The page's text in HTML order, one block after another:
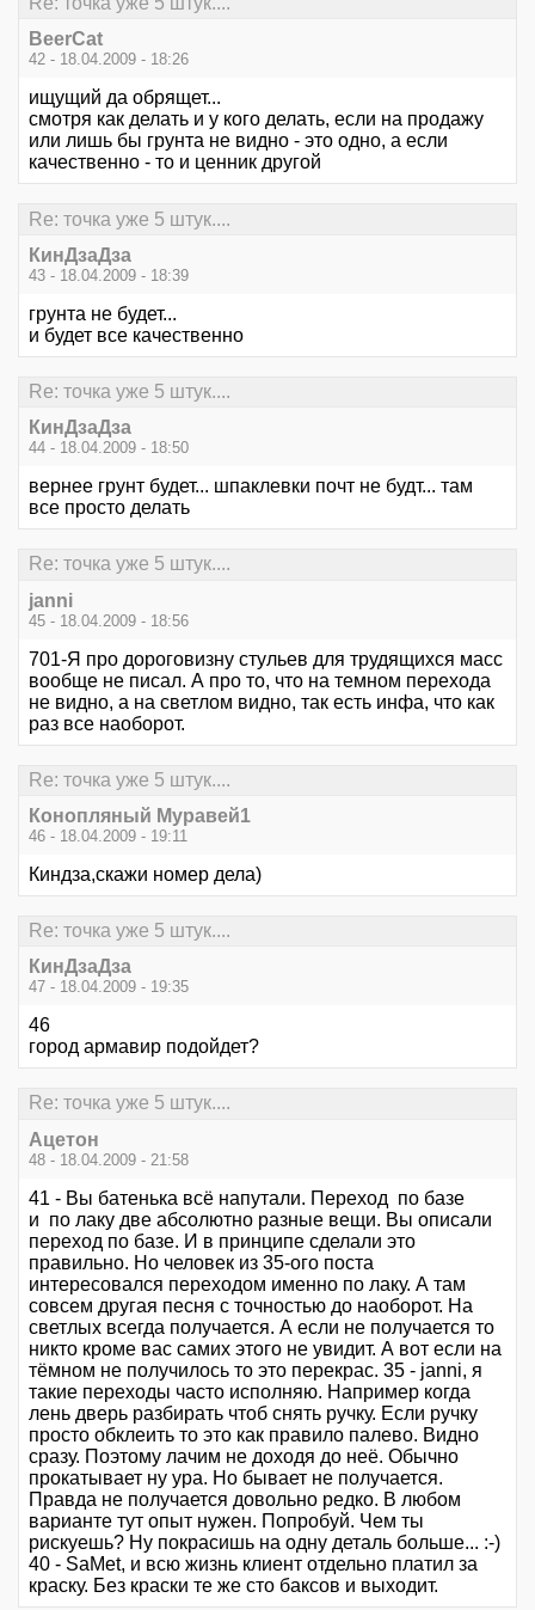
BeerCat
42 - 18.04.2009 - 18:26
ищущий да обрящет...
смотря как делать и у кого делать, если на продажу
или лишь бы грунта не видно - это одно, а если
качественно - то и ценник другой
Re: точка уже 5 штук....
КинДзаДза
43 - 18.04.2009 - 18:39
грунта не будет...
и будет все качественно
Re: точка уже 5 штук....
КинДзаДза
44 - 18.04.2009 - 18:50
вернее грунт будет... шпаклевки почт не будт... там
все просто делать
Re: точка уже 5 штук....
janni
45 - 18.04.2009 - 18:56
701-Я про дороговизну стульев для трудящихся масс
вообще не писал. А про то, что на темном перехода
не видно, а на светлом видно, так есть инфа, что как
раз все наоборот.
Re: точка уже 5 штук....
Конопляный Муравей1
46 - 18.04.2009 - 19:11
Киндза,скажи номер дела)
Re: точка уже 5 штук....
КинДзаДза
47 - 18.04.2009 - 19:35
46
город армавир подойдет?
Re: точка уже 5 штук....
Ацетон
48 - 18.04.2009 - 21:58
41 - Вы батенька всё напутали. Переход по базе
и по лаку две абсолютно разные вещи. Вы описали
переход по базе. И в принципе сделали это
правильно. Но человек из 35-ого поста
интересовался переходом именно по лаку. А там
совсем другая песня с точностью до наоборот. На
светлых всегда получается. А если не получается то
никто кроме вас самих этого не увидит. А вот если на
тёмном не получилось то это перекрас. 35 - janni, я
такие переходы часто исполняю. Например когда
лень дверь разбирать чтоб снять ручку. Если ручку
просто обклеить то это как правило палево. Видно
сразу. Поэтому лачим не доходя до неё. Обычно
прокатывает ну ура. Но бывает не получается.
Правда не получается довольно редко. В любом
варианте тут опыт нужен. Попробуй. Чем ты
рискуешь? Ну покрасишь на одну деталь больше... :-)
40 - SaMet, и всю жизнь клиент отдельно платил за
краску. Без краски те же сто баксов и выходит.